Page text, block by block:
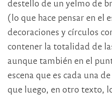
destello de un yelmo de
(lo que hace pensar en el
decoraciones y círculos
contener la totalidad de
aunque también en el
escena que es cada una
que luego, en otro texto,